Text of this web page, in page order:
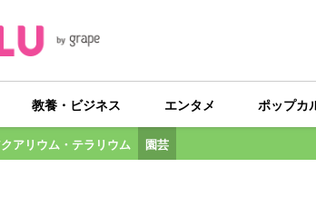
教養・ビジネス エンタメ ポップカ
アリウム・テラリウム 園芸